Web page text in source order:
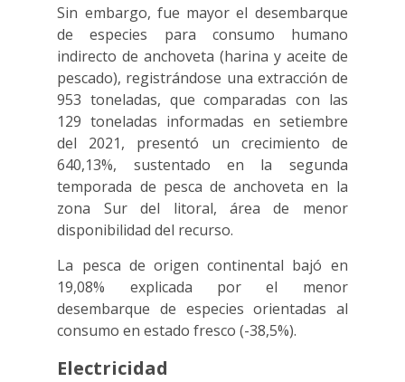
Sin embargo, fue mayor el desembarque
de especies para consumo humano
indirecto de anchoveta (harina y aceite de
pescado), registrándose una extracción de
953 toneladas, que comparadas con las
129 toneladas informadas en setiembre
del 2021, presentó un crecimiento de
640,13%, sustentado en la segunda
temporada de pesca de anchoveta en la
zona Sur del litoral, área de menor
disponibilidad del recurso.
La pesca de origen continental bajó en
19,08% explicada por el menor
desembarque de especies orientadas al
consumo en estado fresco (-38,5%).
Electricidad